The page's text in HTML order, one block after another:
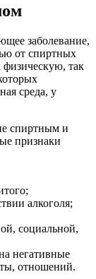
заболевание,
от спиртных
физическую, так
среда, у
спиртным и
признаки
алкоголя;
социальной,
негативные
отношений.